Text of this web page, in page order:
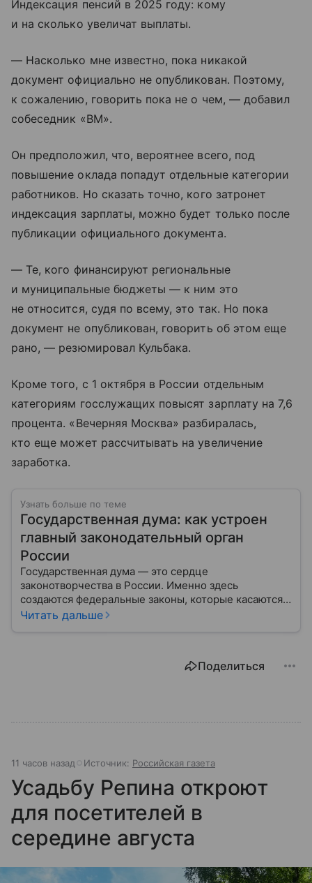
Индексация пенсий в 2025 году: кому
и на сколько увеличат выплаты.
— Насколько мне известно, пока никакой
документ официально не опубликован. Поэтому,
к сожалению, говорить пока не о чем, — добавил
собеседник «ВМ».
Он предположил, что, вероятнее всего, под
повышение оклада попадут отдельные категории
работников. Но сказать точно, кого затронет
индексация зарплаты, можно будет только после
публикации официального документа.
— Те, кого финансируют региональные
и муниципальные бюджеты — к ним это
не относится, судя по всему, это так. Но пока
документ не опубликован, говорить об этом еще
рано, — резюмировал Кульбака.
Кроме того, с 1 октября в России отдельным
категориям госслужащих повысят зарплату на 7,6
процента. «Вечерняя Москва» разбиралась,
кто еще может рассчитывать на увеличение
заработка.
Узнать больше по теме
Государственная дума: как устроен
главный законодательный орган
России
Государственная дума — это сердце
законотворчества в России. Именно здесь
создаются федеральные законы, которые касаются
жизни каждого гражданина: от образования и
Читать дальше
Поделиться
11 часов назад Источник: Российская газета
Усадьбу Репина откроют
для посетителей в
середине августа